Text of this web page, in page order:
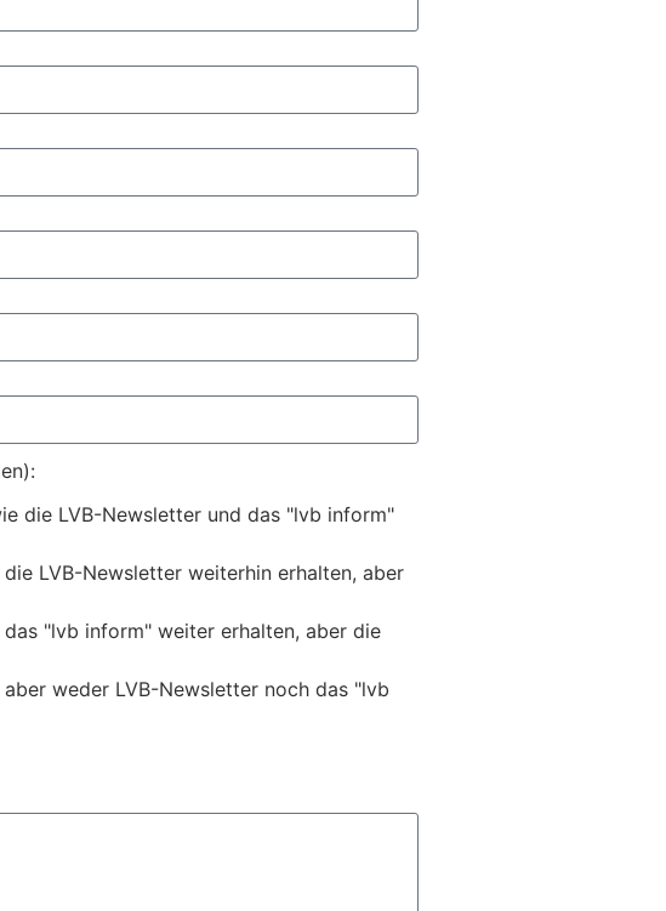
die LVB-Newsletter und das "lvb inform"
LVB-Newsletter weiterhin erhalten, aber
"lvb inform" weiter erhalten, aber die
weder LVB-Newsletter noch das "lvb